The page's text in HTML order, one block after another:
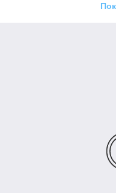
кращих заводів
збільшується, даючи
оптимальні рішення